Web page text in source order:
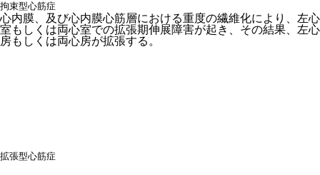
拘束型心筋症
心内膜、及び心内膜心筋層における重度の繊維化により、左心
室もしくは両心室での拡張期伸展障害が起き、その結果、左心
房もしくは両心房が拡張する。
拡張型心筋症